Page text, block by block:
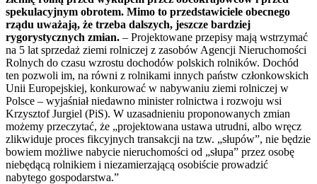
spekulacyjnym obrotem. Mimo to przedstawiciele obecnego
rządu uważają, że trzeba dalszych, jeszcze bardziej
rygorystycznych zmian. – Projektowane przepisy mają wstrzymać
na 5 lat sprzedaż ziemi rolniczej z zasobów Agencji Nieruchomości
Rolnych do czasu wzrostu dochodów polskich rolników. Dochód
ten pozwoli im, na równi z rolnikami innych państw członkowskich
Unii Europejskiej, konkurować w nabywaniu ziemi rolniczej w
Polsce – wyjaśniał niedawno minister rolnictwa i rozwoju wsi
Krzysztof Jurgiel (PiS). W uzasadnieniu proponowanych zmian
możemy przeczytać, że „projektowana ustawa utrudni, albo wręcz
zlikwiduje proces fikcyjnych transakcji na tzw. „słupów”, nie będzie
bowiem możliwe nabycie nieruchomości od „słupa” przez osobę
niebędącą rolnikiem i niezamierzającą osobiście prowadzić
nabytego gospodarstwa.”